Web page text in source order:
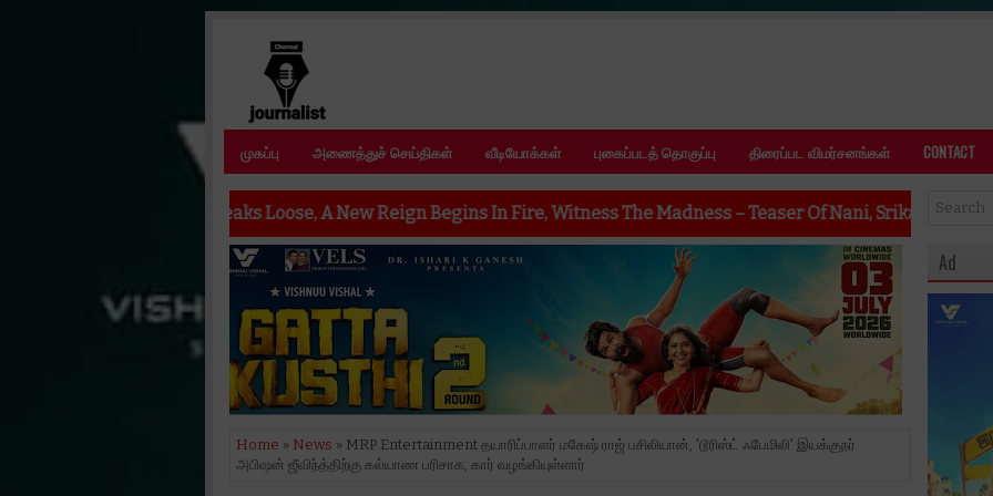
முகப்பு அணைத்துச் செய்திகள் வீடியோக்கள் புகைப்படத் தொகுப்பு திரைப்பட விமர்சனங்கள் CONTACT
Breaks Loose, A New Reign Begins In Fire, Witness The Madness – Teaser Of Nani, Srikanth Odela, Sudhakar
Home » News » MRP Entertainment தயாரிப்பாளர் மகேஷ் ராஜ் பசிலியான், 'டூரிஸ்ட் ஃபேமிலி' இயக்குநர்
அபிஷன் ஜீவிந்த்திற்கு கல்யாண பரிசாக, கார் வழங்கியுள்ளார்
Ad